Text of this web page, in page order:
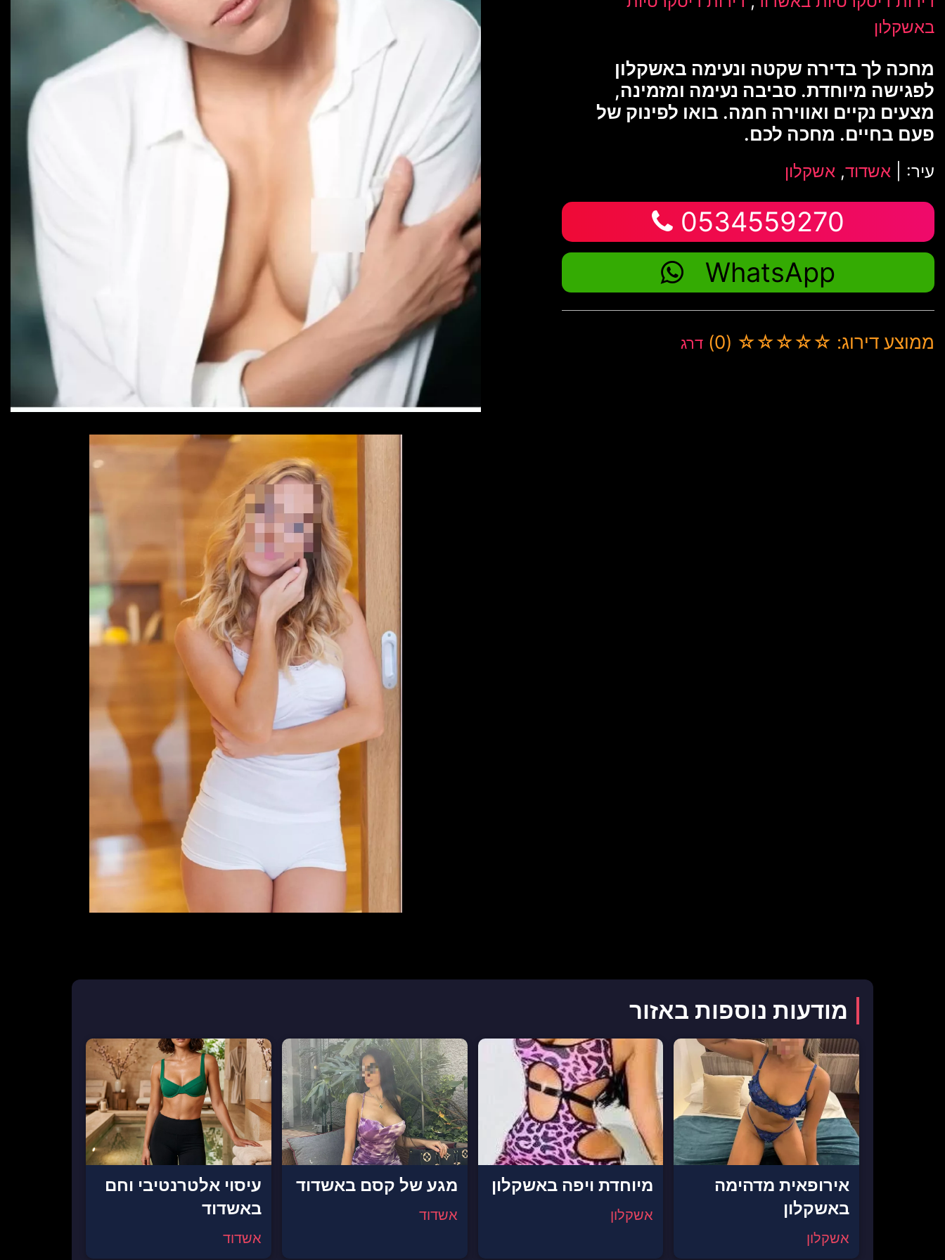
באשקלון
מחכה לך בדירה שקטה ונעימה באשקלון
לפגישה מיוחדת. סביבה נעימה ומזמינה,
מצעים נקיים ואווירה חמה. בואו לפינוק של
פעם בחיים. מחכה לכם.
עיר: | אשדוד, אשקלון
0534559270
WhatsApp
ממוצע דירוג: ☆☆☆☆☆ (0) דרג
מודעות נוספות באזור
אירופאית מדהימה
באשקלון
אשקלון
מיוחדת ויפה באשקלון
אשקלון
מגע של קסם באשדוד
אשדוד
עיסוי אלטרנטיבי וחם
באשדוד
אשדוד